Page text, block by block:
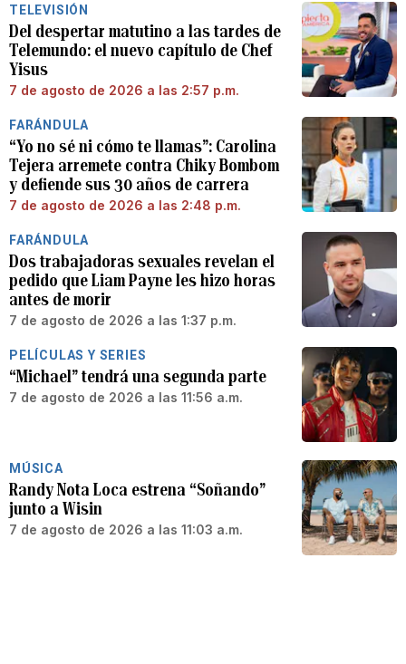
TELEVISIÓN
Del despertar matutino a las tardes de
Telemundo: el nuevo capítulo de Chef
Yisus
7 de agosto de 2026 a las 2:57 p.m.
FARÁNDULA
“Yo no sé ni cómo te llamas”: Carolina
Tejera arremete contra Chiky Bombom
y defiende sus 30 años de carrera
7 de agosto de 2026 a las 2:48 p.m.
FARÁNDULA
Dos trabajadoras sexuales revelan el
pedido que Liam Payne les hizo horas
antes de morir
7 de agosto de 2026 a las 1:37 p.m.
PELÍCULAS Y SERIES
“Michael” tendrá una segunda parte
7 de agosto de 2026 a las 11:56 a.m.
MÚSICA
Randy Nota Loca estrena “Soñando”
junto a Wisin
7 de agosto de 2026 a las 11:03 a.m.